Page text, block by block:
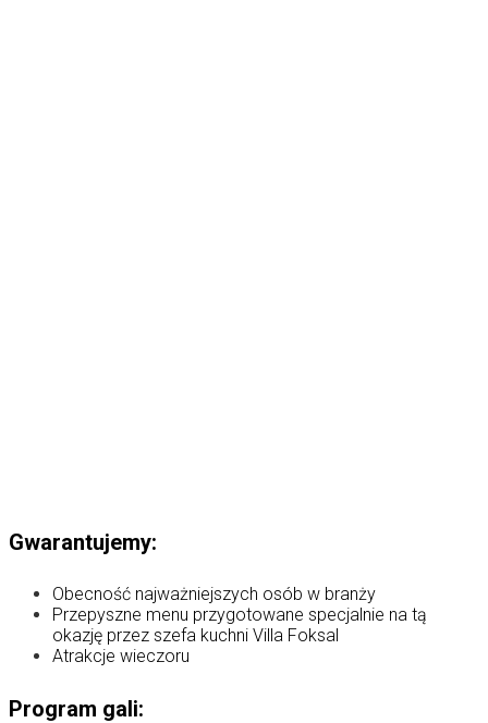
Gwarantujemy:
Obecność najważniejszych osób w branży
Przepyszne menu przygotowane specjalnie na tą
okazję przez szefa kuchni Villa Foksal
Atrakcje wieczoru
Program gali: